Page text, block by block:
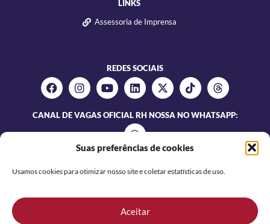
Suas preferências de cookies
Usamos cookies para otimizar nosso site e coletar estatísticas de uso.
Aceitar
LINKS
Assessoria de Imprensa
REDES SOCIAIS
CANAL DE VAGAS OFICIAL RH NOSSA NO WHATSAPP: